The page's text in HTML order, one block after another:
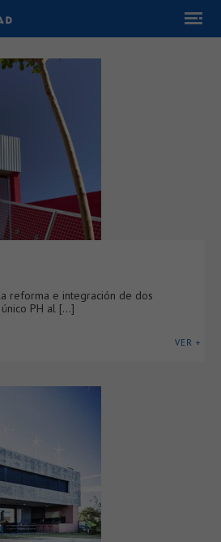
reforma e integración de dos
PH al [...]
VER +